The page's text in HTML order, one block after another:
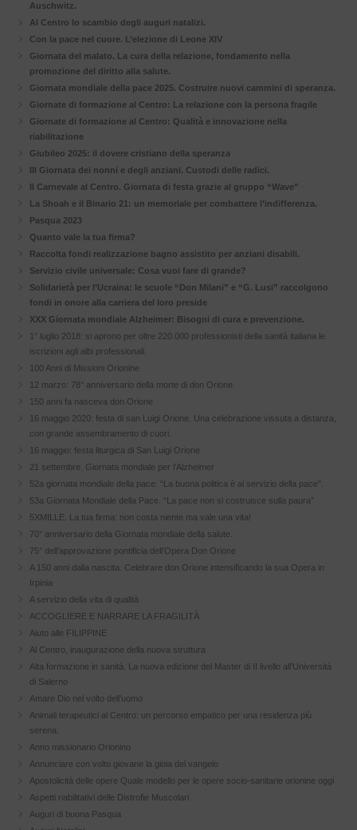
Auschwitz.
Al Centro lo scambio degli auguri natalizi.
Con la pace nel cuore. L’elezione di Leone XIV
Giornata del malato. La cura della relazione, fondamento nella
promozione del diritto alla salute.
Giornata mondiale della pace 2025. Costruire nuovi cammini di speranza.
Giornate di formazione al Centro: La relazione con la persona fragile
Giornate di formazione al Centro: Qualità e innovazione nella
riabilitazione
Giubileo 2025: il dovere cristiano della speranza
III Giornata dei nonni e degli anziani. Custodi delle radici.
Il Carnevale al Centro. Giornata di festa grazie al gruppo “Wave”
La Shoah e il Binario 21: un memoriale per combattere l’indifferenza.
Pasqua 2023
Quanto vale la tua firma?
Raccolta fondi realizzazione bagno assistito per anziani disabili.
Servizio civile universale: Cosa vuoi fare di grande?
Solidarietà per l’Ucraina: le scuole “Don Milani” e “G. Lusi” raccolgono
fondi in onore alla carriera del loro preside
XXX Giornata mondiale Alzheimer: Bisogni di cura e prevenzione.
1° luglio 2018: si aprono per oltre 220.000 professionisti della sanità italiana le
iscrizioni agli albi professionali.
100 Anni di Missioni Orionine
12 marzo: 78° anniversario della morte di don Orione.
150 anni fa nasceva don Orione
16 maggio 2020: festa di san Luigi Orione. Una celebrazione vissuta a distanza,
con grande assembramento di cuori.
16 maggio: festa liturgica di San Luigi Orione
21 settembre. Giornata mondiale per l’Alzheimer
52a giornata mondiale della pace: “La buona politica è al servizio della pace”.
53a Giornata Mondiale della Pace. “La pace non si costruisce sulla paura”
5XMILLE. La tua firma: non costa niente ma vale una vita!
70° anniversario della Giornata mondiale della salute.
75° dell’approvazione pontificia dell’Opera Don Orione
A 150 anni dalla nascita. Celebrare don Orione intensificando la sua Opera in
Irpinia
A servizio della vita di qualità
ACCOGLIERE E NARRARE LA FRAGILITÀ
Aiuto alle FILIPPINE
Al Centro, inaugurazione della nuova struttura
Alta formazione in sanità. La nuova edizione del Master di II livello all’Università
di Salerno
Amare Dio nel volto dell’uomo
Animali terapeutici al Centro: un percorso empatico per una residenza più
serena.
Anno missionario Orionino
Annunciare con volto giovane la gioia del vangelo
Apostolicità delle opere Quale modello per le opere socio-sanitarie orionine oggi
Aspetti riabilitativi delle Distrofie Muscolari
Auguri di buona Pasqua